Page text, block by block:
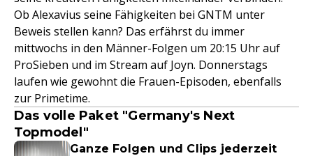
Ob Alexavius seine Fähigkeiten bei GNTM unter
Beweis stellen kann? Das erfährst du immer
mittwochs in den Männer-Folgen um 20:15 Uhr auf
ProSieben und im Stream auf Joyn. Donnerstags
laufen wie gewohnt die Frauen-Episoden, ebenfalls
zur Primetime.
Das volle Paket "Germany's Next
Topmodel"
Ganze Folgen und Clips jederzeit